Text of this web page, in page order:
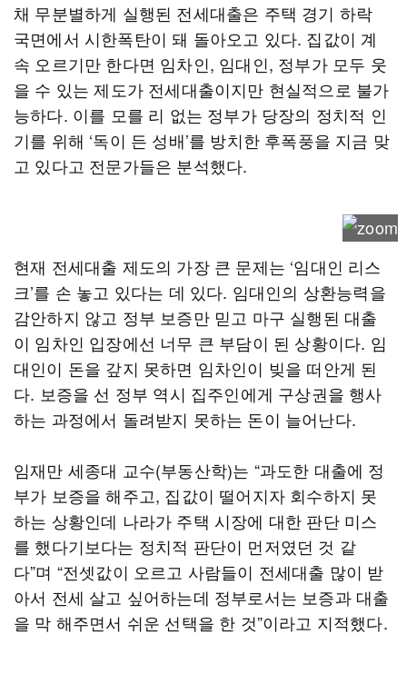
채 무분별하게 실행된 전세대출은 주택 경기 하락
국면에서 시한폭탄이 돼 돌아오고 있다. 집값이 계
속 오르기만 한다면 임차인, 임대인, 정부가 모두 웃
을 수 있는 제도가 전세대출이지만 현실적으로 불가
능하다. 이를 모를 리 없는 정부가 당장의 정치적 인
기를 위해 ‘독이 든 성배’를 방치한 후폭풍을 지금 맞
고 있다고 전문가들은 분석했다.
현재 전세대출 제도의 가장 큰 문제는 ‘임대인 리스
크’를 손 놓고 있다는 데 있다. 임대인의 상환능력을
감안하지 않고 정부 보증만 믿고 마구 실행된 대출
이 임차인 입장에선 너무 큰 부담이 된 상황이다. 임
대인이 돈을 갚지 못하면 임차인이 빚을 떠안게 된
다. 보증을 선 정부 역시 집주인에게 구상권을 행사
하는 과정에서 돌려받지 못하는 돈이 늘어난다.
임재만 세종대 교수(부동산학)는 “과도한 대출에 정
부가 보증을 해주고, 집값이 떨어지자 회수하지 못
하는 상황인데 나라가 주택 시장에 대한 판단 미스
를 했다기보다는 정치적 판단이 먼저였던 것 같
다”며 “전셋값이 오르고 사람들이 전세대출 많이 받
아서 전세 살고 싶어하는데 정부로서는 보증과 대출
을 막 해주면서 쉬운 선택을 한 것”이라고 지적했다.